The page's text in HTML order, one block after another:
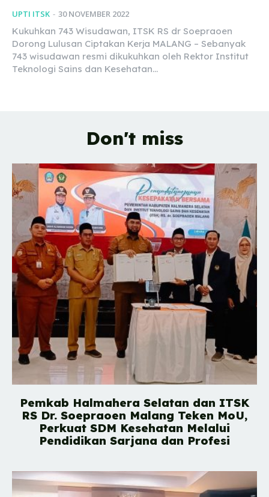
UPTI ITSK - 30 NOVEMBER 2022
Kukuhkan 743 Wisudawan, ITSK RS dr Soepraoen
Dorong Lulusan Ciptakan Kerja MALANG – Sebanyak
743 wisudawan resmi dikukuhkan oleh Rektor Institut
Teknologi Sains dan Kesehatan...
Don't miss
Pemkab Halmahera Selatan dan ITSK
RS Dr. Soepraoen Malang Teken MoU,
Perkuat SDM Kesehatan Melalui
Pendidikan Sarjana dan Profesi